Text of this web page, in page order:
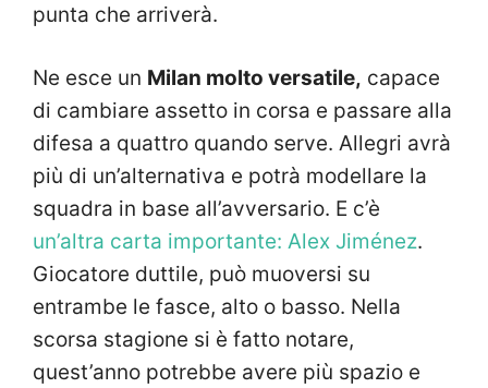
punta che arriverà.
Ne esce un Milan molto versatile, capace
di cambiare assetto in corsa e passare alla
difesa a quattro quando serve. Allegri avrà
più di un’alternativa e potrà modellare la
squadra in base all’avversario. E c’è
un’altra carta importante: Alex Jiménez.
Giocatore duttile, può muoversi su
entrambe le fasce, alto o basso. Nella
scorsa stagione si è fatto notare,
quest’anno potrebbe avere più spazio e